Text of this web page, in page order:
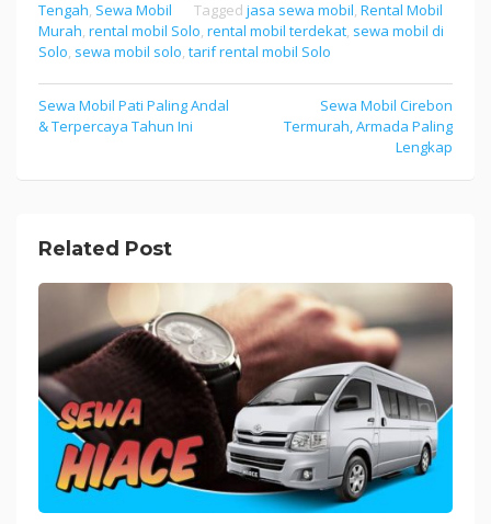
Tengah Sewa Mobil Tagged jasa sewa mobil Rental Mobil
Murah rental mobil Solo rental mobil terdekat sewa mobil di
Solo sewa mobil solo tarif rental mobil Solo
Post
navigation
Sewa Mobil Pati Paling Andal
& Terpercaya Tahun Ini
Sewa Mobil Cirebon
Termurah, Armada Paling
Lengkap
Related Post